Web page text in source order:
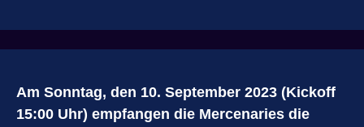
Am Sonntag, den 10. September 2023 (Kickoff
15:00 Uhr) empfangen die Mercenaries die